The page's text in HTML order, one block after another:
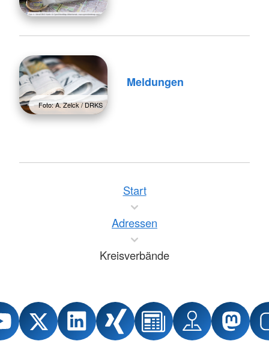
Foto: A. Zelck / DRKS
Meldungen
Start
Adressen
Kreisverbände